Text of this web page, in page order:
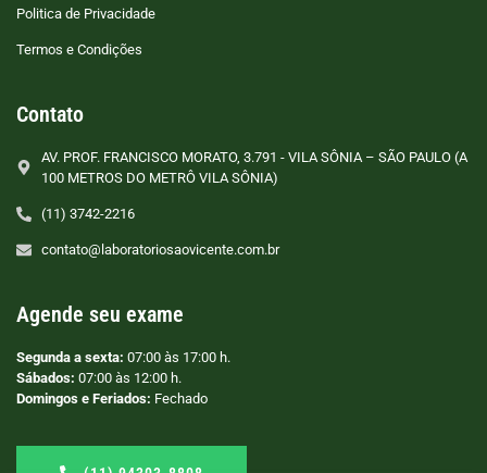
Politica de Privacidade
Termos e Condições
Contato
AV. PROF. FRANCISCO MORATO, 3.791 - VILA SÔNIA – SÃO PAULO (A
100 METROS DO METRÔ VILA SÔNIA)
(11) 3742-2216
contato@laboratoriosaovicente.com.br
Agende seu exame
Segunda a sexta: 07:00 às 17:00 h.
Sábados: 07:00 às 12:00 h.
Domingos e Feriados: Fechado